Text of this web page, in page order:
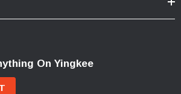
On Yingkee